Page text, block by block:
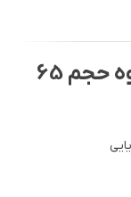
اسپری تاخیری لارگو رایحه قهوه حجم 65